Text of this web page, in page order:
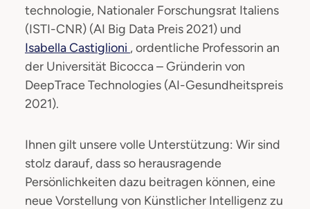
technologie, Nationaler Forschungsrat Italiens
(ISTI-CNR) (AI Big Data Preis 2021) und
Isabella Castiglioni , ordentliche Professorin an
der Universität Bicocca – Gründerin von
DeepTrace Technologies (AI-Gesundheitspreis
2021).
Ihnen gilt unsere volle Unterstützung: Wir sind
stolz darauf, dass so herausragende
Persönlichkeiten dazu beitragen können, eine
neue Vorstellung von Künstlicher Intelligenz zu